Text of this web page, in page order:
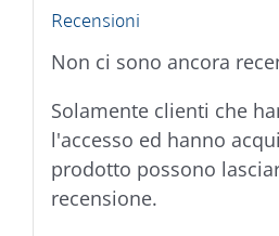
Recensioni
Non ci sono ancora
Solamente clienti che
l'accesso ed hanno
prodotto possono
recensione.